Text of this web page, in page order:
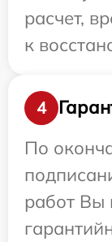
расчет,
к
4
По
работ Вы